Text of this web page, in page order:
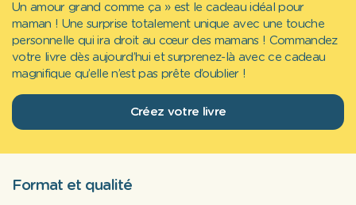
Un amour grand comme ça » est le cadeau idéal pour
maman ! Une surprise totalement unique avec une touche
personnelle qui ira droit au cœur des mamans ! Commandez
votre livre dès aujourd’hui et surprenez-là avec ce cadeau
magnifique qu’elle n’est pas prête d’oublier !
Créez votre livre
Format et qualité